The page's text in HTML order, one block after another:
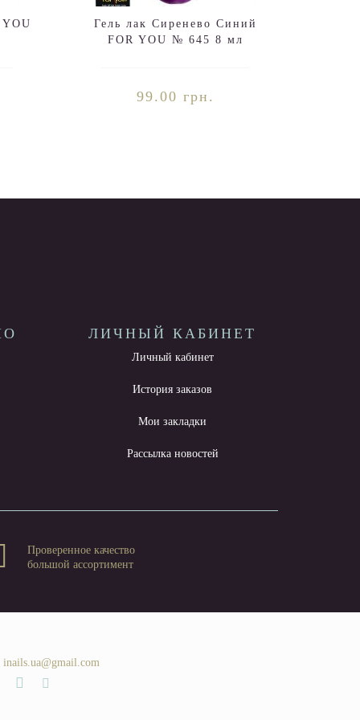
Гель лак Сиренево Синий
FOR YOU № 645 8 мл
99.00 грн.
ЛИЧНЫЙ КАБИНЕТ
Личный кабинет
История заказов
Мои закладки
Рассылка новостей
Проверенное качество
большой ассортимент
inails.ua@gmail.com